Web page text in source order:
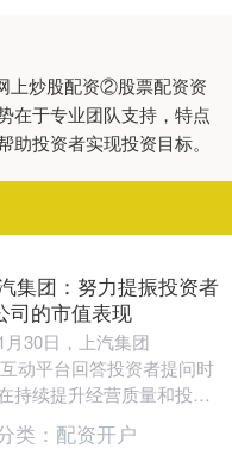
上炒股配资②股票配资资
在于专业团队支持，特点
投资者实现投资目标。
集团：努力提振投资者
司的市值表现
30日，上汽集团
互动平台回答投资者提问时
持续提升经营质量和投资
通过多种渠道增进与广大
....
类： 配资开户